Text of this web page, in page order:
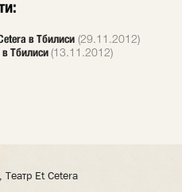
в Тбилиси (29.11.2012)
в Тбилиси (13.11.2012)
Et Cetera